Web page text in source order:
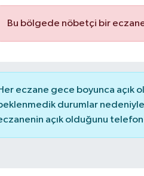
Bu bölgede nöbetçi bir
eczane gece boyunca açık
durumlar
açık olduğunu